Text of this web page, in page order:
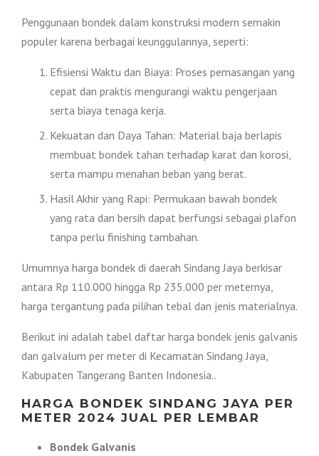
Penggunaan bondek dalam konstruksi modern semakin
populer karena berbagai keunggulannya, seperti:
Efisiensi Waktu dan Biaya: Proses pemasangan yang
cepat dan praktis mengurangi waktu pengerjaan
serta biaya tenaga kerja.
Kekuatan dan Daya Tahan: Material baja berlapis
membuat bondek tahan terhadap karat dan korosi,
serta mampu menahan beban yang berat.
Hasil Akhir yang Rapi: Permukaan bawah bondek
yang rata dan bersih dapat berfungsi sebagai plafon
tanpa perlu finishing tambahan.
Umumnya harga bondek di daerah Sindang Jaya berkisar
antara Rp 110.000 hingga Rp 235.000 per meternya,
harga tergantung pada pilihan tebal dan jenis materialnya.
Berikut ini adalah tabel daftar harga bondek jenis galvanis
dan galvalum per meter di Kecamatan Sindang Jaya,
Kabupaten Tangerang Banten Indonesia..
HARGA BONDEK SINDANG JAYA PER
METER 2024 JUAL PER LEMBAR
Bondek Galvanis